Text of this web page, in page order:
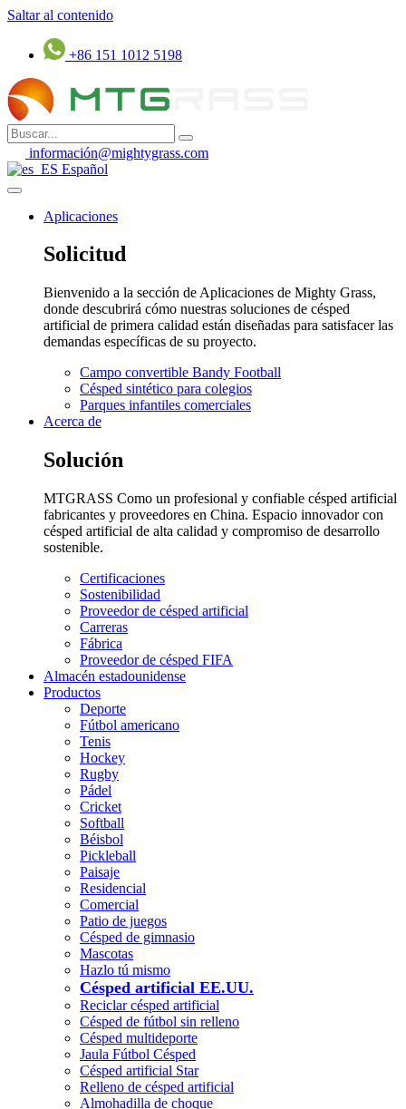
Saltar al contenido
+86 151 1012 5198
información@mightygrass.com
Español
Aplicaciones
Solicitud
Bienvenido a la sección de Aplicaciones de Mighty Grass,
donde descubrirá cómo nuestras soluciones de césped
artificial de primera calidad están diseñadas para satisfacer las
demandas específicas de su proyecto.
Campo convertible Bandy Football
Césped sintético para colegios
Parques infantiles comerciales
Acerca de
Solución
MTGRASS Como un profesional y confiable césped artificial
fabricantes y proveedores en China. Espacio innovador con
césped artificial de alta calidad y compromiso de desarrollo
sostenible.
Certificaciones
Sostenibilidad
Proveedor de césped artificial
Carreras
Fábrica
Proveedor de césped FIFA
Almacén estadounidense
Productos
Deporte
Fútbol americano
Tenis
Hockey
Rugby
Pádel
Cricket
Softball
Béisbol
Pickleball
Paisaje
Residencial
Comercial
Patio de juegos
Césped de gimnasio
Mascotas
Hazlo tú mismo
Césped artificial EE.UU.
Reciclar césped artificial
Césped de fútbol sin relleno
Césped multideporte
Jaula Fútbol Césped
Césped artificial Star
Relleno de césped artificial
Almohadilla de choque